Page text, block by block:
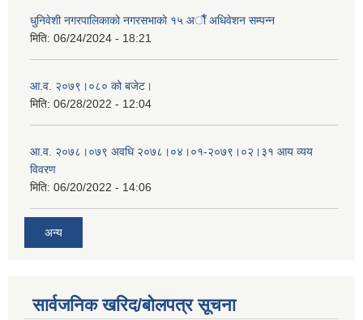
धुनिवेशी नगरपालिकाको नगरसभाको १५ अाैँ अधिवेशन सम्पन्न
मिति: 06/24/2024 - 18:21
आ.व. २०७९।०८० को बजेट।
मिति: 06/28/2022 - 12:04
आ.व. २०७८।०७९ अवधि २०७८।०४।०१-२०७९।०२।३१ आय व्यय
विवरण
मिति: 06/20/2022 - 14:06
अन्य
सार्वजनिक खरिद/बोलपत्र सूचना